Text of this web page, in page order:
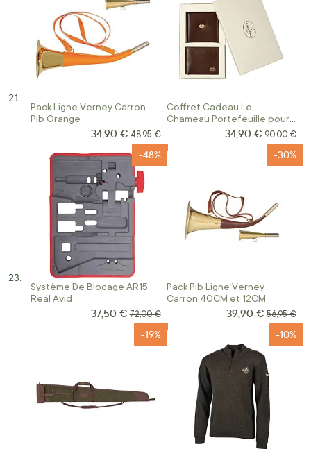
Pack Ligne Verney Carron
Pib Orange
Prix Spécial
34,90 € Prix normal
48,95 €
Coffret Cadeau Le
Chameau Portefeuille pour
Permis et Portefeuille à
Double Volet
Prix Spécial
34,90 € Prix
90,00 €
Système De Blocage AR15
Real Avid
-48%
Prix Spécial
37,50 € Prix normal
72,00 €
Pack Pib Ligne Verney
Carron 40CM et 12CM
-30%
Prix Spécial
39,90 € Prix
56,95 €
-19% -10%